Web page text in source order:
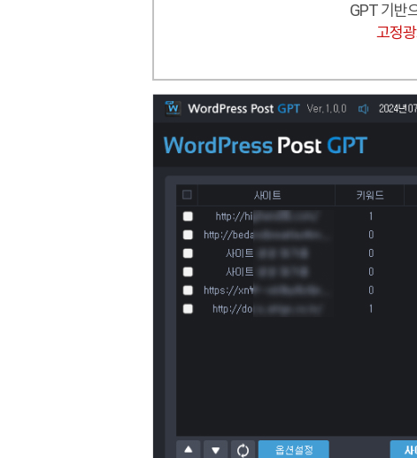
GPT 기반
고정